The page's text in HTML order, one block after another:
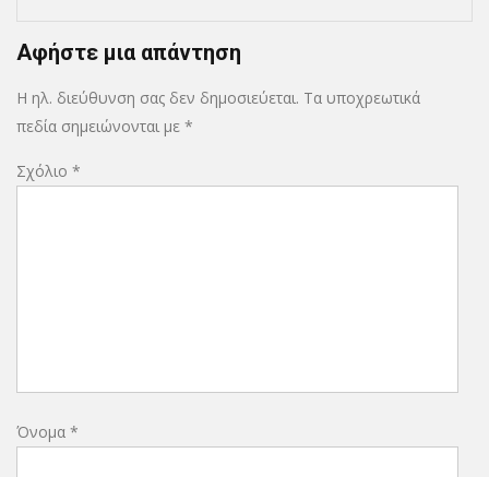
Αφήστε μια απάντηση
Η ηλ. διεύθυνση σας δεν δημοσιεύεται. Τα υποχρεωτικά
πεδία σημειώνονται με *
Σχόλιο *
Όνομα *